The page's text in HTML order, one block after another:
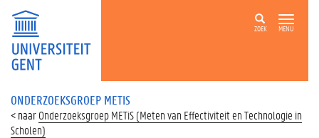
ZOEK MENU
ONDERZOEKSGROEP METIS
Onderzoeksgroep METiS (Meten van Effectiviteit en Technologie in
Scholen)